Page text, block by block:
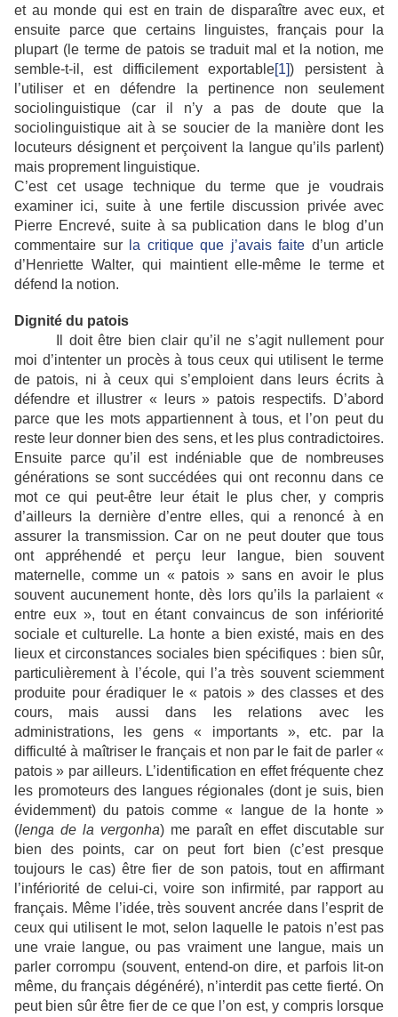
et au monde qui est en train de disparaître avec eux, et
ensuite parce que certains linguistes, français pour la
plupart (le terme de patois se traduit mal et la notion, me
semble-t-il, est difficilement exportable[1]) persistent à
l’utiliser et en défendre la pertinence non seulement
sociolinguistique (car il n’y a pas de doute que la
sociolinguistique ait à se soucier de la manière dont les
locuteurs désignent et perçoivent la langue qu’ils parlent)
mais proprement linguistique.
C’est cet usage technique du terme que je voudrais
examiner ici, suite à une fertile discussion privée avec
Pierre Encrevé, suite à sa publication dans le blog d’un
commentaire sur
la critique que j’avais faite d’un article
d’Henriette Walter, qui maintient elle-même le terme et
défend la notion.
Dignité du patois
Il doit être bien clair qu’il ne s’agit nullement pour
moi d’intenter un procès à tous ceux qui utilisent le terme
de patois, ni à ceux qui s’emploient dans leurs écrits à
défendre et illustrer « leurs » patois respectifs. D’abord
parce que les mots appartiennent à tous, et l’on peut du
reste leur donner bien des sens, et les plus contradictoires.
Ensuite parce qu’il est indéniable que de nombreuses
générations se sont succédées qui ont reconnu dans ce
mot ce qui peut-être leur était le plus cher, y compris
d’ailleurs la dernière d’entre elles, qui a renoncé à en
assurer la transmission. Car on ne peut douter que tous
ont appréhendé et perçu leur langue, bien souvent
maternelle, comme un « patois » sans en avoir le plus
souvent aucunement honte, dès lors qu’ils la parlaient «
entre eux », tout en étant convaincus de son infériorité
sociale et culturelle. La honte a bien existé, mais en des
lieux et circonstances sociales bien spécifiques : bien sûr,
particulièrement à l’école, qui l’a très souvent sciemment
produite pour éradiquer le « patois » des classes et des
cours, mais aussi dans les relations avec les
administrations, les gens « importants », etc. par la
difficulté à maîtriser le français et non par le fait de parler «
patois » par ailleurs. L’identification en effet fréquente chez
les promoteurs des langues régionales (dont je suis, bien
évidemment) du patois comme « langue de la honte »
(lenga de la vergonha) me paraît en effet discutable sur
bien des points, car on peut fort bien (c’est presque
toujours le cas) être fier de son patois, tout en affirmant
l’infériorité de celui-ci, voire son infirmité, par rapport au
français. Même l’idée, très souvent ancrée dans l’esprit de
ceux qui utilisent le mot, selon laquelle le patois n’est pas
une vraie langue, ou pas vraiment une langue, mais un
parler corrompu (souvent, entend-on dire, et parfois lit-on
même, du français dégénéré), n’interdit pas cette fierté. On
peut bien sûr être fier de ce que l’on est, y compris lorsque